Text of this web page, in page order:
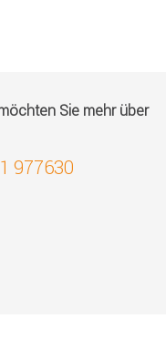
Sie mehr über
977630